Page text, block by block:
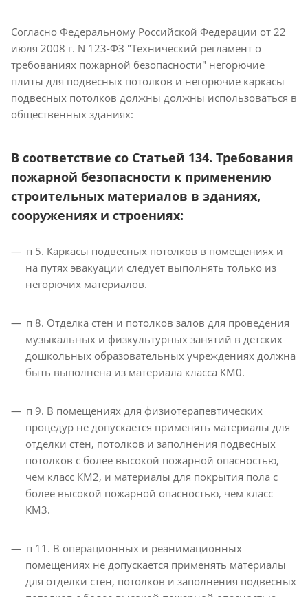
Согласно Федеральному Российской Федерации от 22
июля 2008 г. N 123-ФЗ "Технический регламент о
требованиях пожарной безопасности" негорючие
плиты для подвесных потолков и негорючие каркасы
подвесных потолков должны должны использоваться в
общественных зданиях:
В соответствие со Статьей 134. Требования
пожарной безопасности к применению
строительных материалов в зданиях,
сооружениях и строениях:
п 5. Каркасы подвесных потолков в помещениях и
на путях эвакуации следует выполнять только из
негорючих материалов.
п 8. Отделка стен и потолков залов для проведения
музыкальных и физкультурных занятий в детских
дошкольных образовательных учреждениях должна
быть выполнена из материала класса КМ0.
п 9. В помещениях для физиотерапевтических
процедур не допускается применять материалы для
отделки стен, потолков и заполнения подвесных
потолков с более высокой пожарной опасностью,
чем класс КМ2, и материалы для покрытия пола с
более высокой пожарной опасностью, чем класс
КМ3.
п 11. В операционных и реанимационных
помещениях не допускается применять материалы
для отделки стен, потолков и заполнения подвесных